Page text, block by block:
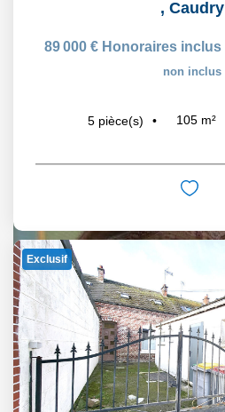
, Caudry
89 000 € Honoraires inclus
non inclus
5 pièce(s) 105 m²
Exclusif